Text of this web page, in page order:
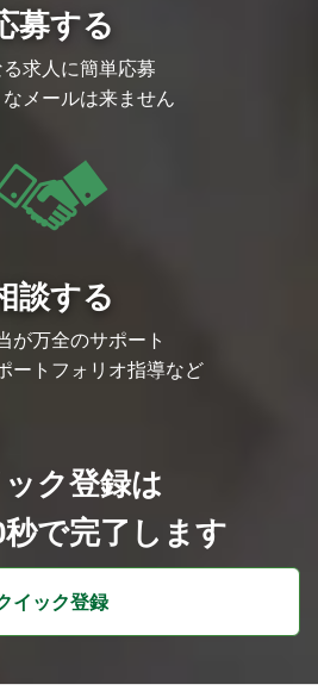
助を担える仕事です。
ジネスはファンとの距離
、自ら手掛けた企画に対す
まの反応を、SNSやイベン
レクトに感じることができ
近で見ることができるの
らではの魅力です。
が苦にならない方
ンツに興味を持てる方
作業が可能な方
ダーへの敬意と配慮を忘れ
、自走して物事を進めたご
、Illustratorなど制作
の使用経験
ディレクター、またはプロ
ジャーとしての実務経験
運営経験
VALUEに共感いただけ
ず、幅広いコンテンツへの
持っている方
を大切にできる方
ごとを考え、自ら行動でき
、最後までプロジェクトを
募する
求人に簡単応募
メールは来ません
談する
が万全のサポート
ートフォリオ指導など
ク登録は
で完了します
イック登録